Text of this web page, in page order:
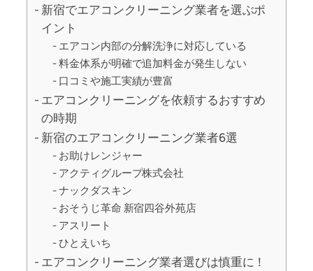
新宿でエアコンクリーニング業者を選ぶポ
イント
エアコン内部の分解洗浄に対応している
料金体系が明確で追加料金が発生しない
口コミや施工実績が豊富
エアコンクリーニングを依頼するおすすめ
の時期
新宿のエアコンクリーニング業者6選
お助けレンジャー
アクティグループ株式会社
ナックダスキン
おそうじ革命 新宿四谷外苑店
アスリート
ひとえいち
エアコンクリーニング業者選びは慎重に！